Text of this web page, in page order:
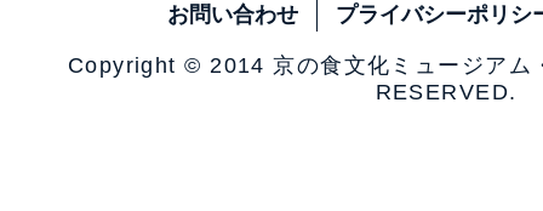
お問い合わせ プライバシーポリシ
Copyright © 2014 京の食文化ミュージア
RESERVED.